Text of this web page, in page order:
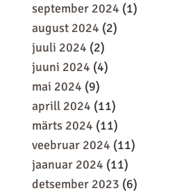
september 2024 (1)
august 2024 (2)
juuli 2024 (2)
juuni 2024 (4)
mai 2024 (9)
aprill 2024 (11)
märts 2024 (11)
veebruar 2024 (11)
jaanuar 2024 (11)
detsember 2023 (6)